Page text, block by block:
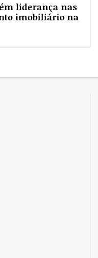
liderança nas
imobiliário na